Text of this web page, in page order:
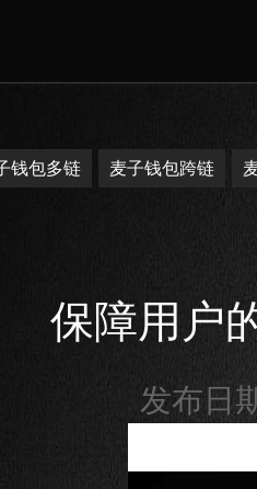
钱包多链 麦子钱包跨链
保障用户
发布日